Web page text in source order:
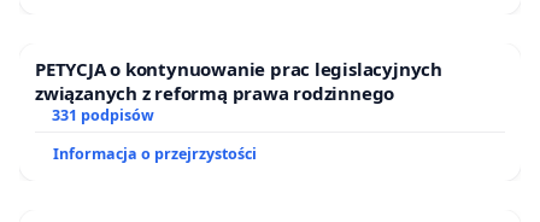
PETYCJA o kontynuowanie prac legislacyjnych
związanych z reformą prawa rodzinnego
331 podpisów
Informacja o przejrzystości